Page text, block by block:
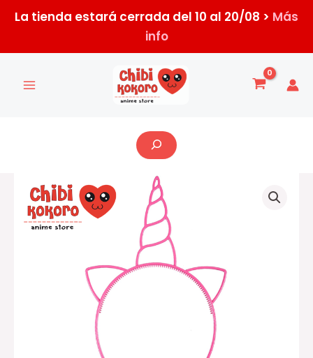
La tienda estará cerrada del 10 al 20/08 > Más
info
plástica
unicornio
cantidad